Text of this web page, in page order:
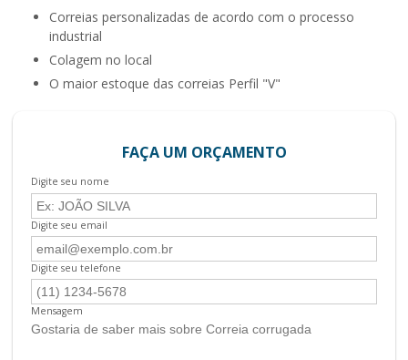
correias personalizadas de acordo com o processo
industrial
colagem no local
o maior estoque das correias Perfil "V"
FAÇA UM ORÇAMENTO
Digite seu nome
Digite seu email
Digite seu telefone
Mensagem